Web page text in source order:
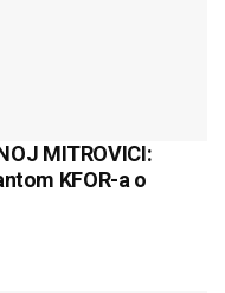
MITROVICI:
KFOR-a o